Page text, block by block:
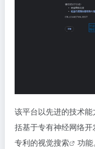
该平台以先进的技术
括基于专有神经网络
专利的视觉搜索
功